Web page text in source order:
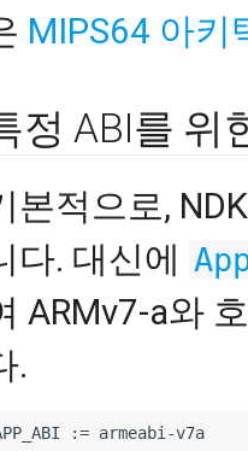
MIPS64 아키
정 ABI를 위
본적으로,
다. 대신에
ARMv7-a와
.